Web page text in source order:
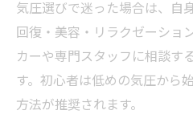
気圧選びで迷った場合は、自
回復・美容・リラクゼーショ
カーや専門スタッフに相談す
す。初心者は低めの気圧から
方法が推奨されます。